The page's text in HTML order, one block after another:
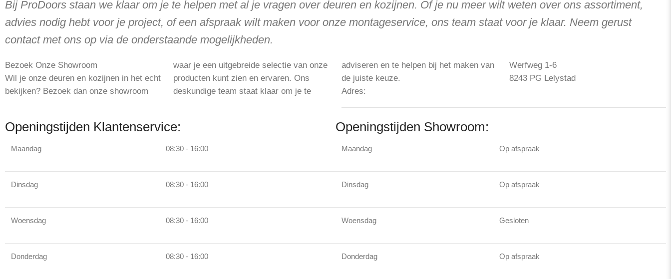
Bij ProDoors staan we klaar om je te helpen met al je vragen over deuren en kozijnen. Of je nu meer wilt weten over ons assortiment,
advies nodig hebt voor je project, of een afspraak wilt maken voor onze montageservice, ons team staat voor je klaar. Neem gerust
contact met ons op via de onderstaande mogelijkheden.
Bezoek Onze Showroom
Wil je onze deuren en kozijnen in het echt
bekijken? Bezoek dan onze showroom
waar je een uitgebreide selectie van onze
producten kunt zien en ervaren. Ons
deskundige team staat klaar om je te
adviseren en te helpen bij het maken van
de juiste keuze.
Adres:
Werfweg 1-6
8243 PG Lelystad
Openingstijden Klantenservice:
Maandag 08:30 - 16:00
Dinsdag 08:30 - 16:00
Woensdag 08:30 - 16:00
Donderdag 08:30 - 16:00
Openingstijden Showroom:
Maandag Op afspraak
Dinsdag Op afspraak
Woensdag Gesloten
Donderdag Op afspraak